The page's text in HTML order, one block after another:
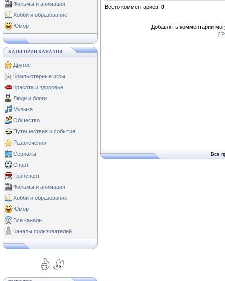
Фильмы и анимация
Хобби и образование
Юмор
КАТЕГОРИИ КАНАЛОВ
Другое
Компьютерные игры
Красота и здоровье
Люди и блоги
Музыка
Общество
Путешествия и события
Развлечения
Сериалы
Спорт
Транспорт
Фильмы и анимация
Хобби и образование
Юмор
Все каналы
Каналы пользователей
Всего комментариев: 0
Добавлять комментарии
[
Все